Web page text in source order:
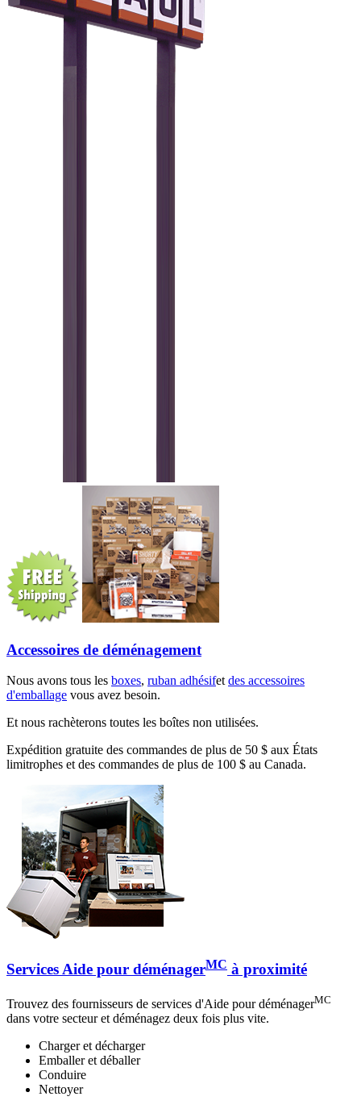
Accessoires de déménagement
Nous avons tous les boxes, ruban adhésifetdes accessoires
d'emballage vous avez besoin.
Et nous rachèterons toutes les boîtes non utilisées.
Expédition gratuite des commandes de plus de 50 $ aux États
limitrophes et des commandes de plus de 100 $ au Canada.
Services Aide pour déménagerMC à proximité
Trouvez des fournisseurs de services d'Aide pour déménagerMC
dans votre secteur et déménagez deux fois plus vite.
Charger et décharger
Emballer et déballer
Conduire
Nettoyer